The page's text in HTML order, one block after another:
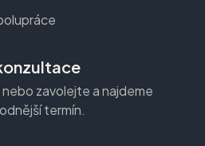
zavolejte a najdeme
termín.